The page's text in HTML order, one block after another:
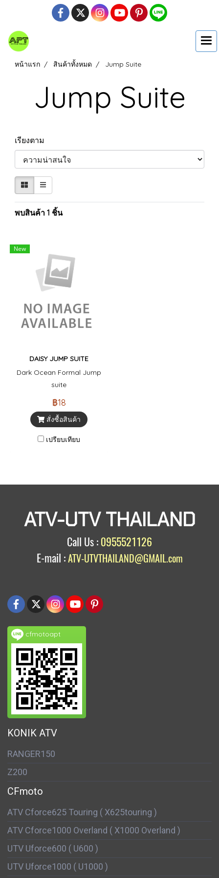
หน้าแรก สินค้าทั้งหมด Jump Suite
Jump Suite
เรียงตาม
พบสินค้า 1 ชิ้น
New
DAISY JUMP SUITE
Dark Ocean Formal Jump
suite
฿18
สั่งซื้อสินค้า
เปรียบเทียบ
ATV-UTV THAILAND
Call Us : 0955521126
E-mail :ATV-UTVTHAILAND@GMAIL.com
cfmotoapt
KONIK ATV
RANGER150
Z200
CFmoto
ATV Cforce625 Touring ( X625touring )
ATV Cforce1000 Overland ( X1000 Overland )
UTV Uforce600 ( U600 )
UTV Uforce1000 ( U1000 )